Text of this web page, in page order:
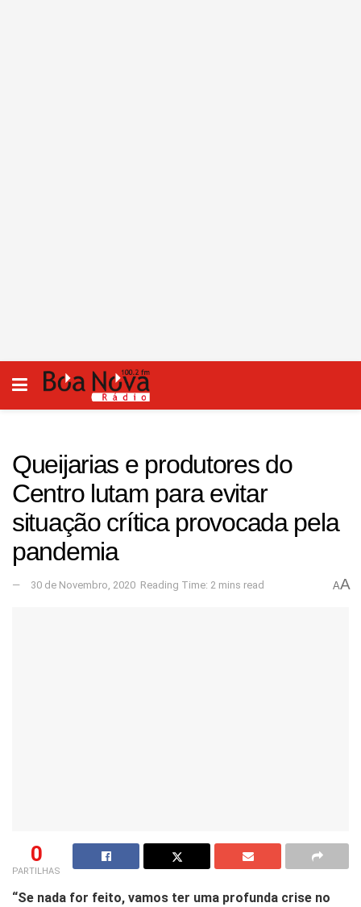
Queijarias e produtores do
Centro lutam para evitar
situação crítica provocada pela
pandemia
30 de Novembro, 2020 Reading Time: 2 mins read AA
0
PARTILHAS
“Se nada for feito, vamos ter uma profunda crise no